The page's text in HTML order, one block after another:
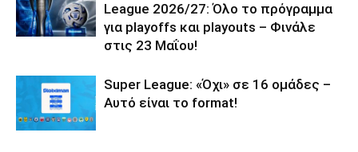
League 2026/27: Όλο το πρόγραμμα
για playoffs και playouts – Φινάλε
στις 23 Μαΐου!
Super League: «Όχι» σε 16 ομάδες –
Αυτό είναι το format!